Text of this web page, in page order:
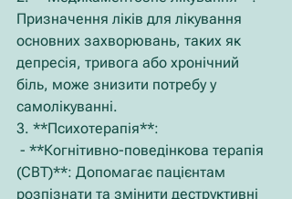
Призначення ліків для лікування
основних захворювань, таких як
депресія, тривога або хронічний
біль, може знизити потребу у
самолікуванні.
3. **Психотерапія**:
(CBT)**: Допомагає пацієнтам
розпізнати та змінити деструктивні